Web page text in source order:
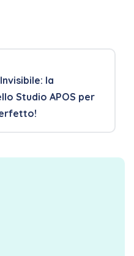
la
Studio APOS per